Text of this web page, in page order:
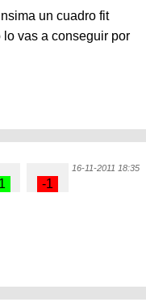
un cuadro fit
vas a conseguir por
16-11-2011 18:35